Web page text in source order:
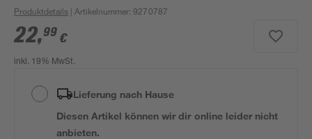
Produktdetails | Artikelnummer:9270787
22,99 €
inkl. 19% MwSt.
Lieferung nach Hause
Diesen Artikel können wir dir online leider nicht
anbieten.